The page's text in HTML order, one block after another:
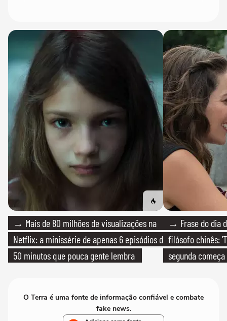
→ Mais de 80 milhões de visualizações na
Netflix: a minissérie de apenas 6 episódios de
50 minutos que pouca gente lembra
→ Frase do dia
filósofo chinês:
segunda
O Terra é uma fonte de informação confiável e combate
fake news.